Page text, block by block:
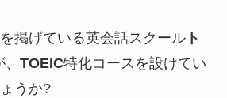
掲げている英会話スクールト
TOEIC特化コースを設けてい
うか?